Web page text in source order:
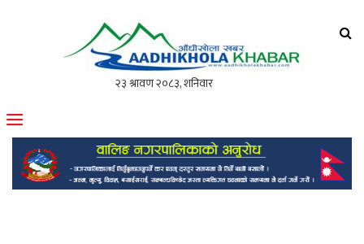
मोफसलकै लोकप्रिय अनलाइन पत्रिका